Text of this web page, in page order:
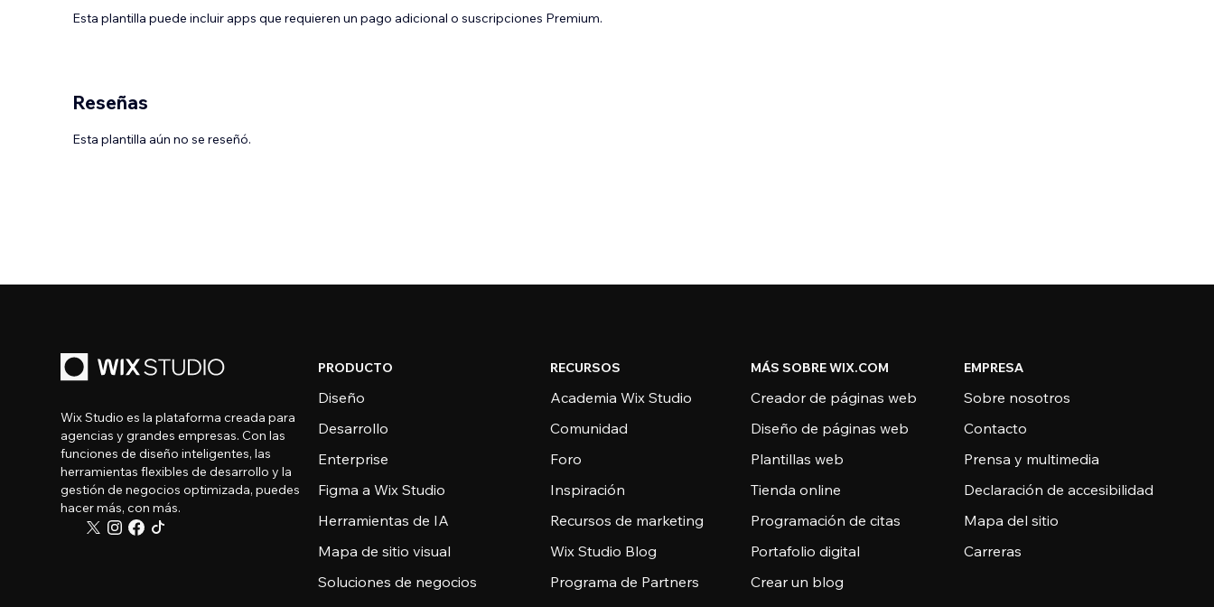
Esta plantilla puede incluir apps que requieren un pago adicional o suscripciones Premium.
Reseñas
Esta plantilla aún no se reseñó.
Wix Studio es la plataforma creada para
agencias y grandes empresas. Con las
funciones de diseño inteligentes, las
herramientas flexibles de desarrollo y la
gestión de negocios optimizada, puedes
hacer más, con más.
PRODUCTO
Diseño
Desarrollo
Enterprise
Figma a Wix Studio
Herramientas de IA
Mapa de sitio visual
Soluciones de negocios
RECURSOS
Academia Wix Studio
Comunidad
Foro
Inspiración
Recursos de marketing
Wix Studio Blog
Programa de Partners
MÁS SOBRE WIX.COM
Creador de páginas web
Diseño de páginas web
Plantillas web
Tienda online
Programación de citas
Portafolio digital
Crear un blog
EMPRESA
Sobre nosotros
Contacto
Prensa y multimedia
Declaración de accesibilidad
Mapa del sitio
Carreras